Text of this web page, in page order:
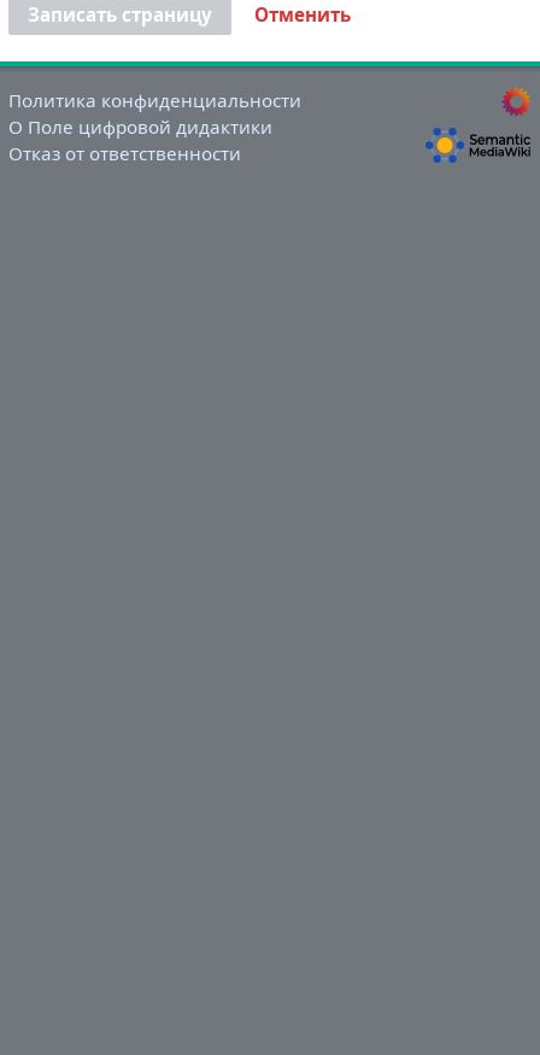
Записать страницу Отменить
Политика конфиденциальности
О Поле цифровой дидактики
Отказ от ответственности